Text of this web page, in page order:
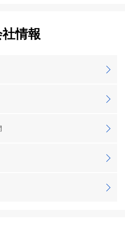
情報